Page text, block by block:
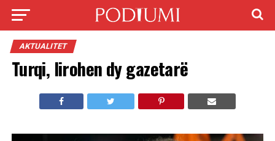
AKTUALITET
Turqi, lirohen dy gazetarë